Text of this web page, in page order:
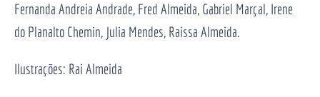
Fernanda Andreia Andrade, Fred Almeida, Gabriel Marçal, Irene
do Planalto Chemin, Julia Mendes, Raissa Almeida.
Ilustrações: Rai Almeida